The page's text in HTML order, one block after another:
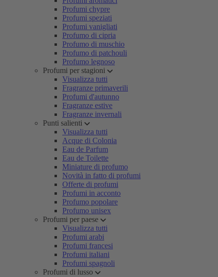
Profumi chypre
Profumi speziati
Profumi vanigliati
Profumo di cipria
Profumo di muschio
Profumo di patchouli
Profumo legnoso
Profumi per stagioni
Visualizza tutti
Fragranze primaverili
Profumi d'autunno
Fragranze estive
Fragranze invernali
Punti salienti
Visualizza tutti
Acque di Colonia
Eau de Parfum
Eau de Toilette
Miniature di profumo
Novità in fatto di profumi
Offerte di profumi
Profumi in acconto
Profumo popolare
Profumo unisex
Profumi per paese
Visualizza tutti
Profumi arabi
Profumi francesi
Profumi italiani
Profumi spagnoli
Profumi di lusso